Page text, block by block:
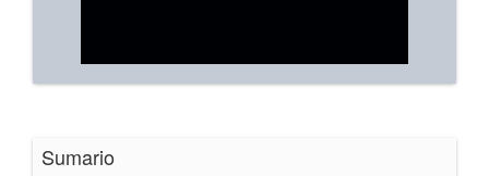
Sumario